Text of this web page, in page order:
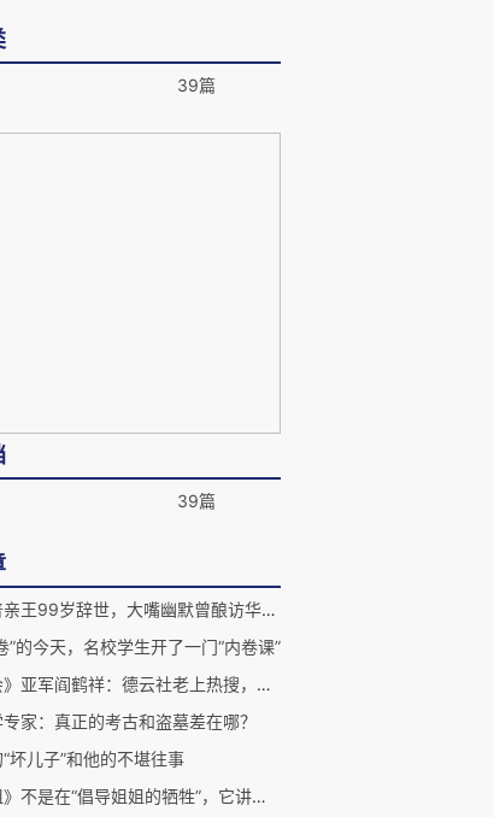
39篇
39篇
英国菲利普亲王99岁辞世，大嘴幽默曾酿访华尴尬
”的今天，名校学生开了一门“内卷课”
《吐槽大会》亚军阎鹤祥：德云社老上热搜，但没人关心相声本身
家：真正的考古和盗墓差在哪？
坏儿子”和他的不堪往事
《我的姐姐》不是在“倡导姐姐的牺牲”，它讲的是“放下”